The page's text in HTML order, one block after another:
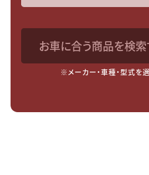
お車に合う商品を検索
※メーカー・車種・型式を